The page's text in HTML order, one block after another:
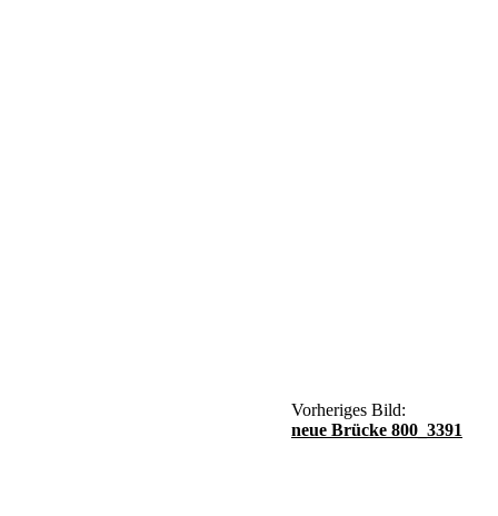
Vorheriges Bild:
neue Brücke 800_3391